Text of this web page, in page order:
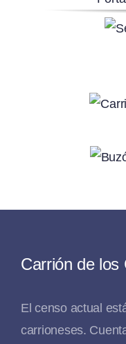
Carrión de los
El censo actual
carrioneses.